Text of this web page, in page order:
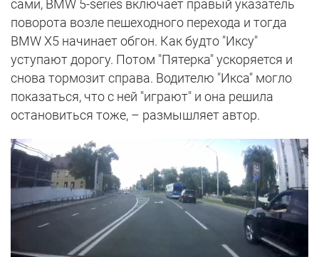
сами, BMW 5-series включает правый указатель
поворота возле пешеходного перехода и тогда
BMW X5 начинает обгон. Как будто "Иксу"
уступают дорогу. Потом "Пятерка" ускоряется и
снова тормозит справа. Водителю "Икса" могло
показаться, что с ней "играют" и она решила
остановиться тоже, – размышляет автор.